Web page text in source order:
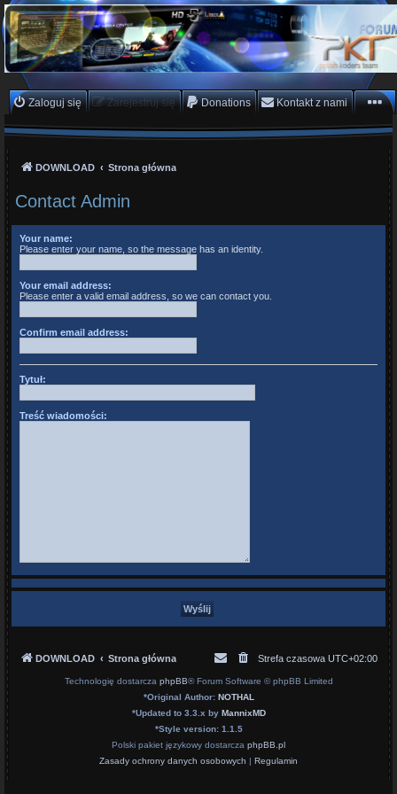
PKTeam - Polish Koders
Team
Hyperion, Enigma, E2, PKT, listy kanałów, oscam
Zaloguj się Zarejestruj się Donations Kontakt z nami
DOWNLOAD Strona główna
Contact Admin
Your name:
Please enter your name, so the message has an identity.
Your email address:
Please enter a valid email address, so we can contact you.
Confirm email address:
Tytuł:
Treść wiadomości:
DOWNLOAD Strona główna Strefa czasowa UTC+02:00
Technologię dostarcza phpBB® Forum Software © phpBB Limited
*Original Author: NOTHAL
*Updated to 3.3.x by MannixMD
*Style version: 1.1.5
Polski pakiet językowy dostarcza phpBB.pl
Zasady ochrony danych osobowych | Regulamin